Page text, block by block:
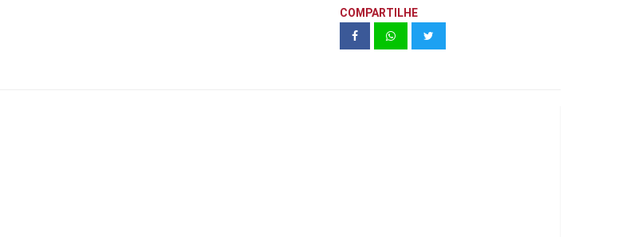
COMPARTILHE
ZYZ SAÚDE BY KALLAS ARKHES